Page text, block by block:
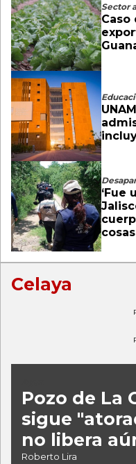
Sector
Caso
‘Fue
cosas
Celaya
Pozo de La
sigue
no libera
Roberto Lira